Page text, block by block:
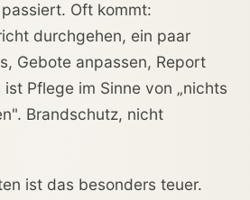
Oft kommt:
durchgehen, ein paar
Gebote anpassen, Report
Pflege im Sinne von „nichts
Brandschutz, nicht
ist das besonders teuer.